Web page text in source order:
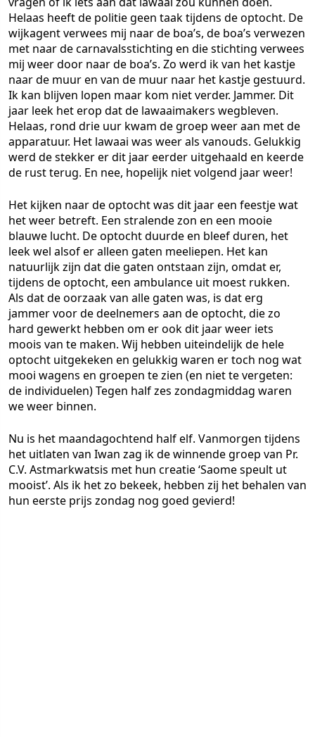
Helaas heeft de politie geen taak tijdens de optocht. De
wijkagent verwees mij naar de boa’s, de boa’s verwezen
met naar de carnavalsstichting en die stichting verwees
mij weer door naar de boa’s. Zo werd ik van het kastje
naar de muur en van de muur naar het kastje gestuurd.
Ik kan blijven lopen maar kom niet verder. Jammer. Dit
jaar leek het erop dat de lawaaimakers wegbleven.
Helaas, rond drie uur kwam de groep weer aan met de
apparatuur. Het lawaai was weer als vanouds. Gelukkig
werd de stekker er dit jaar eerder uitgehaald en keerde
de rust terug. En nee, hopelijk niet volgend jaar weer!
Het kijken naar de optocht was dit jaar een feestje wat
het weer betreft. Een stralende zon en een mooie
blauwe lucht. De optocht duurde en bleef duren, het
leek wel alsof er alleen gaten meeliepen. Het kan
natuurlijk zijn dat die gaten ontstaan zijn, omdat er,
tijdens de optocht, een ambulance uit moest rukken.
Als dat de oorzaak van alle gaten was, is dat erg
jammer voor de deelnemers aan de optocht, die zo
hard gewerkt hebben om er ook dit jaar weer iets
moois van te maken. Wij hebben uiteindelijk de hele
optocht uitgekeken en gelukkig waren er toch nog wat
mooi wagens en groepen te zien (en niet te vergeten:
de individuelen) Tegen half zes zondagmiddag waren
we weer binnen.
Nu is het maandagochtend half elf. Vanmorgen tijdens
het uitlaten van Iwan zag ik de winnende groep van Pr.
C.V. Astmarkwatsis met hun creatie ‘Saome speult ut
mooist’. Als ik het zo bekeek, hebben zij het behalen van
hun eerste prijs zondag nog goed gevierd!